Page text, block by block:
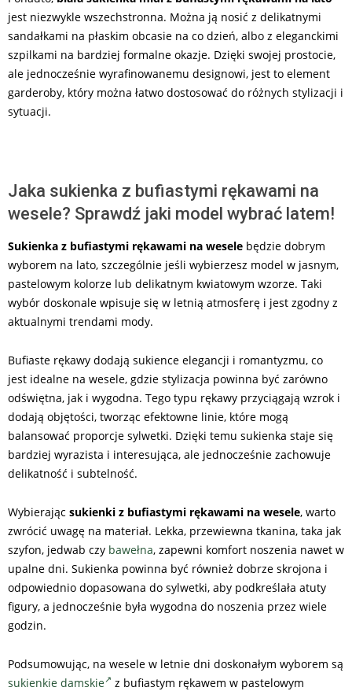
jest niezwykle wszechstronna. Można ją nosić z delikatnymi
sandałkami na płaskim obcasie na co dzień, albo z eleganckimi
szpilkami na bardziej formalne okazje. Dzięki swojej prostocie,
ale jednocześnie wyrafinowanemu designowi, jest to element
garderoby, który można łatwo dostosować do różnych stylizacji i
sytuacji.
Jaka sukienka z bufiastymi rękawami na
wesele? Sprawdź jaki model wybrać latem!
Sukienka z bufiastymi rękawami na wesele będzie dobrym
wyborem na lato, szczególnie jeśli wybierzesz model w jasnym,
pastelowym kolorze lub delikatnym kwiatowym wzorze. Taki
wybór doskonale wpisuje się w letnią atmosferę i jest zgodny z
aktualnymi trendami mody.
Bufiaste rękawy dodają sukience elegancji i romantyzmu, co
jest idealne na wesele, gdzie stylizacja powinna być zarówno
odświętna, jak i wygodna. Tego typu rękawy przyciągają wzrok i
dodają objętości, tworząc efektowne linie, które mogą
balansować proporcje sylwetki. Dzięki temu sukienka staje się
bardziej wyrazista i interesująca, ale jednocześnie zachowuje
delikatność i subtelność.
Wybierając sukienki z bufiastymi rękawami na wesele, warto
zwrócić uwagę na materiał. Lekka, przewiewna tkanina, taka jak
szyfon, jedwab czy bawełna, zapewni komfort noszenia nawet w
upalne dni. Sukienka powinna być również dobrze skrojona i
odpowiednio dopasowana do sylwetki, aby podkreślała atuty
figury, a jednocześnie była wygodna do noszenia przez wiele
godzin.
Podsumowując, na wesele w letnie dni doskonałym wyborem są
sukienkie damskie
z bufiastym rękawem w pastelowym